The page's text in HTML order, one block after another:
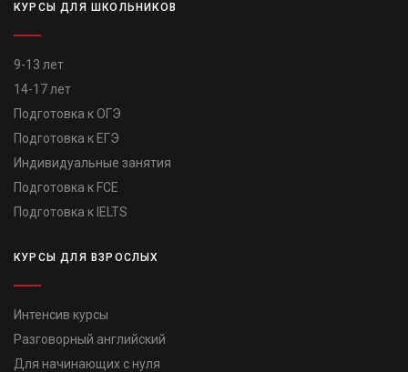
КУРСЫ ДЛЯ ШКОЛЬНИКОВ
9-13 лет
14-17 лет
Подготовка к ОГЭ
Подготовка к ЕГЭ
Индивидуальные занятия
Подготовка к FCE
Подготовка к IELTS
КУРСЫ ДЛЯ ВЗРОСЛЫХ
Интенсив курсы
Разговорный английский
Для начинающих с нуля